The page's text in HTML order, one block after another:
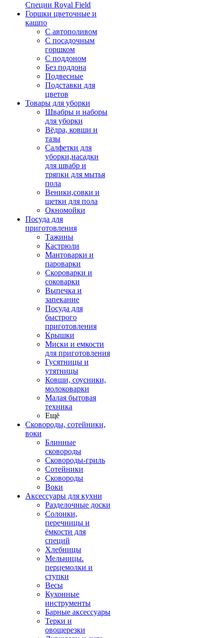
Специи Royal Field
Горшки цветочные и
кашпо
С автополивом
С посадочным
горшком
С поддоном
Без поддона
Подвесные
Подставки для
цветов
Товары для уборки
Швабры и наборы
для уборки
Вёдра, ковши и
тазы
Салфетки для
уборки,насадки
для швабр и
тряпки для мытья
пола
Веники,совки и
щетки для пола
Окномойки
Посуда для
приготовления
Тажины
Кастрюли
Мантоварки и
пароварки
Скороварки и
соковарки
Выпечка и
запекание
Посуда для
быстрого
приготовления
Крышки
Миски и емкости
для приготовления
Гусятницы и
утятницы
Ковши, соусники,
молоковарки
Малая бытовая
техника
Ещё
Сковороды, сотейники,
воки
Блинные
сковороды
Сковороды-гриль
Сотейники
Сковороды
Воки
Аксессуары для кухни
Разделочные доски
Солонки,
перечницы и
ёмкости для
специй
Хлебницы
Мельницы.
перцемолки и
ступки
Весы
Кухонные
инструменты
Барные аксессуары
Терки и
овощерезки